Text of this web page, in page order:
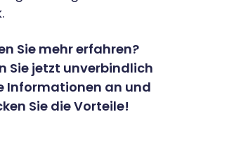
Sie mehr erfahren?
Sie jetzt unverbindlich
Informationen an und
Sie die Vorteile!